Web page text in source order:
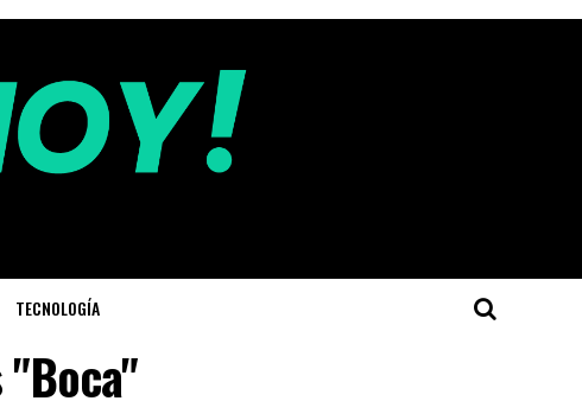
TECNOLOGÍA